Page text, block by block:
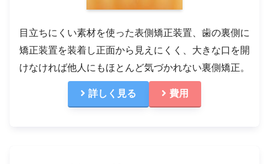
目立ちにくい素材を使った表側矯正装置、歯の裏側に
矯正装置を装着し正面から見えにくく、大きな口を開
けなければ他人にもほとんど気づかれない裏側矯正。
詳しく見る 費用